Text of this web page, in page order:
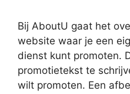
Bij AboutU gaat het
website waar je een
dienst kunt promoten.
promotietekst te
wilt promoten. Een